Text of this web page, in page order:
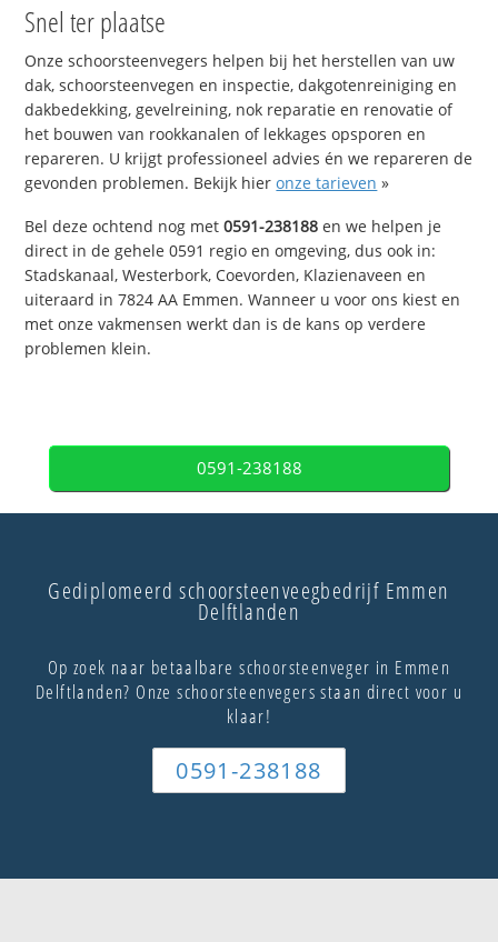
Snel ter plaatse
Onze schoorsteenvegers helpen bij het herstellen van uw
dak, schoorsteenvegen en inspectie, dakgotenreiniging en
dakbedekking, gevelreining, nok reparatie en renovatie of
het bouwen van rookkanalen of lekkages opsporen en
repareren. U krijgt professioneel advies én we repareren de
gevonden problemen. Bekijk hieronze tarieven »
Bel deze ochtend nog met0591-238188 en we helpen je
direct in de gehele 0591 regio en omgeving, dus ook in:
Stadskanaal, Westerbork, Coevorden, Klazienaveen en
uiteraard in 7824 AA Emmen. Wanneer u voor ons kiest en
met onze vakmensen werkt dan is de kans op verdere
problemen klein.
0591-238188
Gediplomeerd schoorsteenveegbedrijf Emmen
Delftlanden
Op zoek naar betaalbare schoorsteenveger in Emmen
Delftlanden? Onze schoorsteenvegers staan direct voor u
klaar!
0591-238188